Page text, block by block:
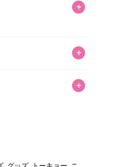
を選定・購入する編集
。編集長KOSが最終確
+
お、記事内に価格は
です。
+
+
ターやアニメキャラ
の新しいキャラクタ